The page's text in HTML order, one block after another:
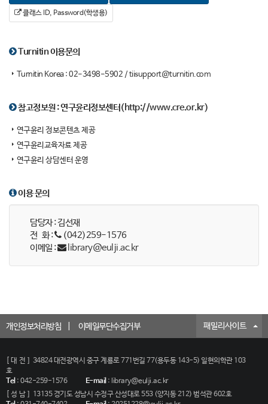
클래스 ID, Password(학생용)
Turnitin 이용문의
Turnitin Korea : 02-3498-5902 / tiisupport@turnitin.com
참고정보원 : 연구윤리정보센터 (http://www.cre.or.kr)
연구윤리 정보콘텐츠 제공
연구윤리교육자료 제공
연구윤리 상담센터 운영
이용 문의
담당자 : 김선재
전 화 :
(042)259-1576
이메일 :
library@eulji.ac.kr
개인정보처리방침 이메일무단수집거부 패밀리사이트
[대전]
34824 대전광역시 중구 계룡로 771번길 77(용두동 143-5) 일현의학관 103
호
Tel: 042-259-1576 E-mail: library@eulji.ac.kr
[성남]
13135 경기도 성남시 수정구 산성대로 553 (양지동 212) 범석관 602호